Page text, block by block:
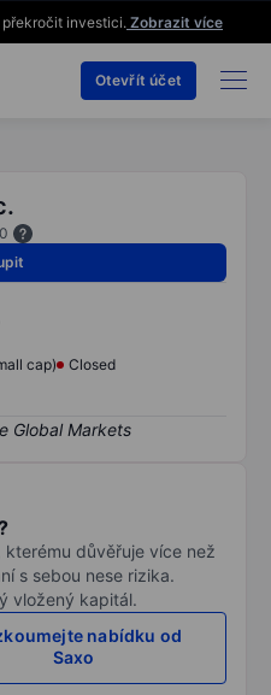
investici. Zobrazit více
Otevřít účet
cap)
Closed
důvěřuje více než
s sebou nese rizika.
vložený kapitál.
nabídku od
Saxo